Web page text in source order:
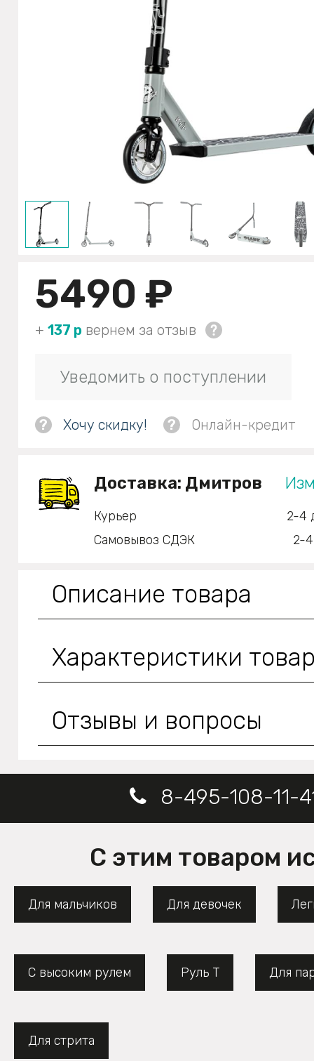
5490 ₽
+ 137 р вернем за отзыв
Уведомить о поступлении
? Хочу скидку! ? Онлайн-кредит
Доставка: Дмитров
Курьер
2-4
Самовывоз СДЭК
2-
Описание товара
Характеристики
Отзывы и вопросы
8-495-108-11-
С этим товаром
Для мальчиков Для девочек
С высоким рулем Руль Т Для
Для стрита